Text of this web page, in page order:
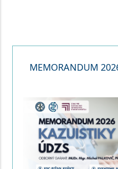
MEMORANDUM